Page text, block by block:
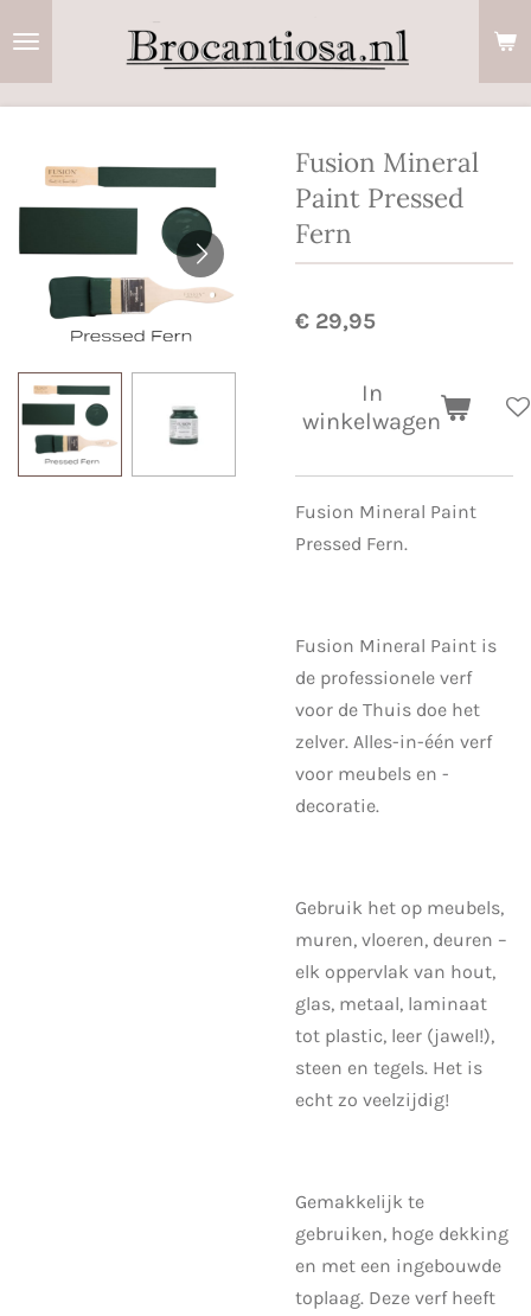
Fusion Mineral
Paint Pressed
Fern
€ 29,95
In
winkelwagen
Fusion Mineral Paint
Pressed Fern.
Fusion Mineral Paint is
de professionele verf
voor de Thuis doe het
zelver. Alles-in-één verf
voor meubels en -
decoratie.
Gebruik het op meubels,
muren, vloeren, deuren –
elk oppervlak van hout,
glas, metaal, laminaat
tot plastic, leer (jawel!),
steen en tegels. Het is
echt zo veelzijdig!
Gemakkelijk te
gebruiken, hoge dekking
en met een ingebouwde
toplaag. Deze verf heeft